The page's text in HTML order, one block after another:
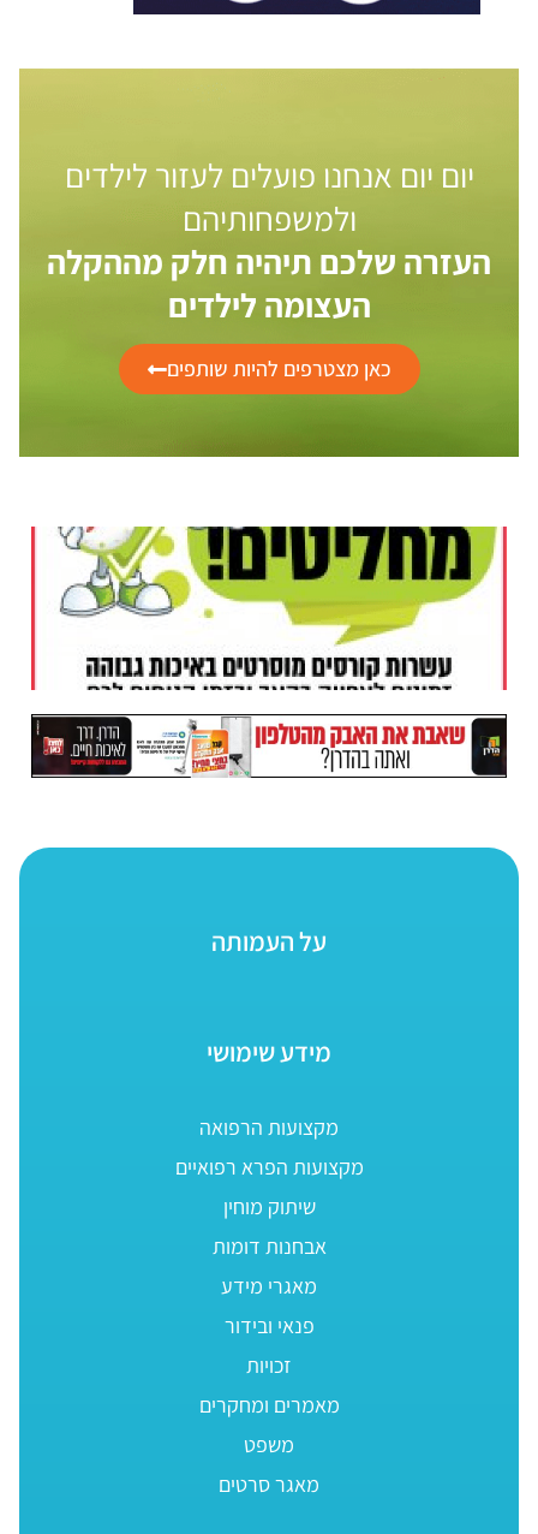
יום יום אנחנו פועלים לעזור לילדים
ולמשפחותיהם
העזרה שלכם תיהיה חלק מההקלה
העצומה לילדים
כאן מצטרפים להיות שותפים
על העמותה
מידע שימושי
מקצועות הרפואה
מקצועות הפרא רפואיים
שיתוק מוחין
אבחנות דומות
מאגרי מידע
פנאי ובידור
זכויות
מאמרים ומחקרים
משפט
מאגר סרטים